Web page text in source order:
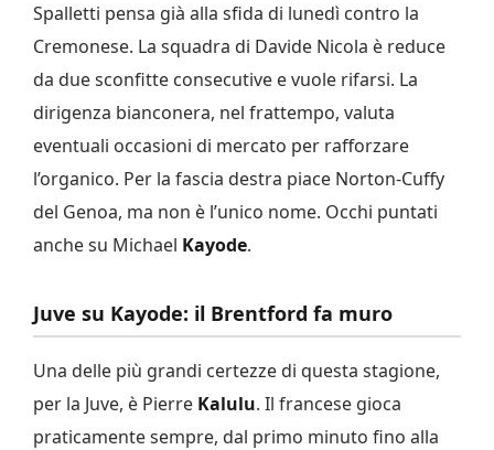
Spalletti pensa già alla sfida di lunedì contro la
Cremonese. La squadra di Davide Nicola è reduce
da due sconfitte consecutive e vuole rifarsi. La
dirigenza bianconera, nel frattempo, valuta
eventuali occasioni di mercato per rafforzare
l’organico. Per la fascia destra piace Norton-Cuffy
del Genoa, ma non è l’unico nome. Occhi puntati
anche su Michael Kayode.
Juve su Kayode: il Brentford fa muro
Una delle più grandi certezze di questa stagione,
per la Juve, è Pierre Kalulu. Il francese gioca
praticamente sempre, dal primo minuto fino alla